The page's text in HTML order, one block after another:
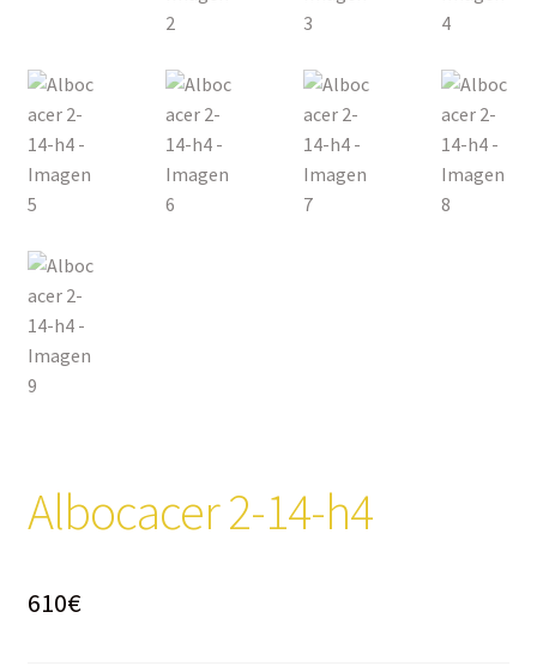
Albocacer 2-14-h4
610€